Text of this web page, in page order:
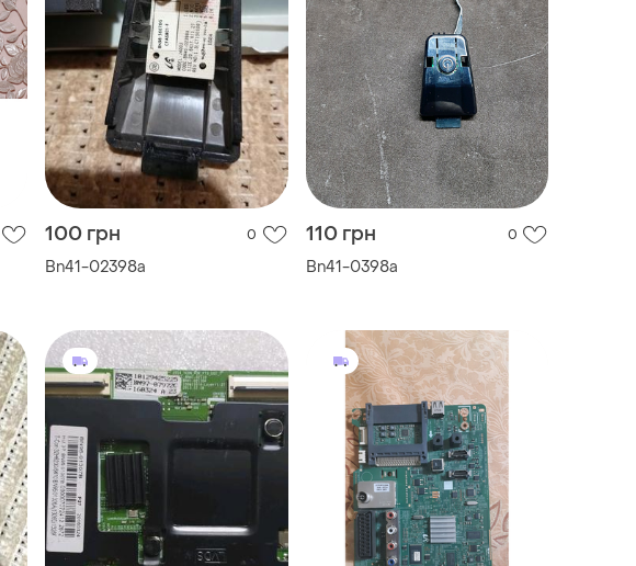
100 грн 0
Bn41-02398a
110 грн 0
Bn41-0398a